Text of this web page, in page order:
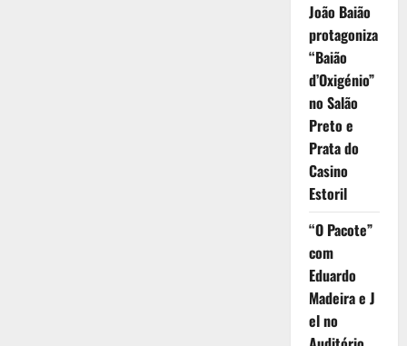
João Baião
protagoniza
“Baião
d’Oxigénio”
no Salão
Preto e
Prata do
Casino
Estoril
“O Pacote”
com
Eduardo
Madeira e J
el no